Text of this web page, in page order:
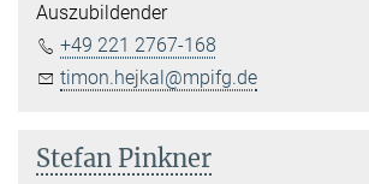
Auszubildender
+49 221 2767-168
timon.hejkal@mpifg.de
Stefan Pinkner